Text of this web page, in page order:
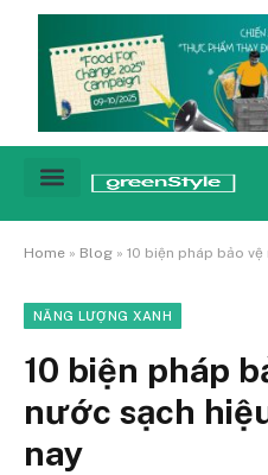
Home » Blog » 10 biện pháp bảo vệ
NĂNG LƯỢNG XANH
10 biện pháp
nước sạch
nay